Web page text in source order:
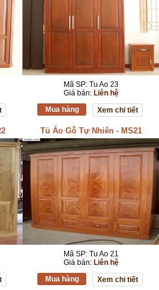
Mã SP: Tu Ao 23
Giá bán: Liên hệ
Mua hàng
Xem chi tiết
Tủ Áo Gỗ Tự Nhiên - MS21
Mã SP: Tu Ao 21
Giá bán: Liên hệ
Mua hàng
Xem chi tiết